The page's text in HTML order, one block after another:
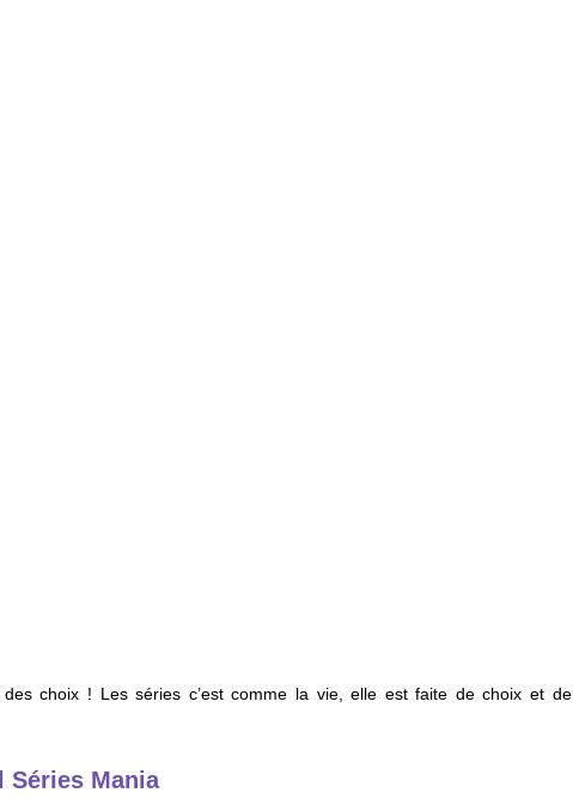
choix ! Les séries c’est comme la vie, elle est faite de choix et de
Séries Mania